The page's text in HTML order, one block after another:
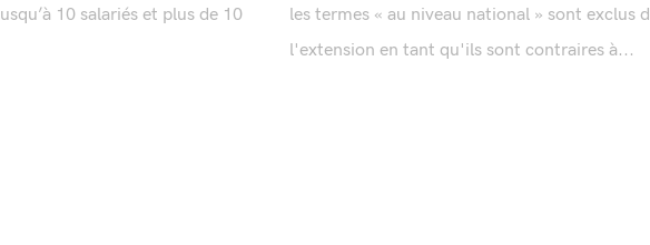
10 salariés et plus de 10
les termes « au niveau national » sont exclus
l'extension en tant qu'ils sont contraires à...